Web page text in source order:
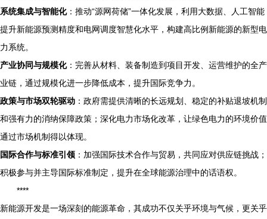
系统集成与智能化：推动“源网荷储”一体化发展，利用大数据、人工智能
提升新能源预测精度和电网调度智慧化水平，构建高比例新能源的新型电
力系统。
产业协同与规模化：完善从材料、装备制造到项目开发、运营维护的全产
业链，通过规模化进一步降低成本，提升国际竞争力。
政策与市场双轮驱动 ：政府需提供清晰的长远规划、稳定的补贴退坡机制
和强有力的消纳保障政策；深化电力市场化改革，让绿色电力的环境价值
通过市场机制得以体现。
国际合作与标准引领 ：加强国际技术合作与贸易，共同应对供应链挑战；
积极参与并主导国际标准制定，提升在全球能源治理中的话语权。
****
新能源开发是一场深刻的能源革命，其成功不仅关乎环境与气候，更关乎